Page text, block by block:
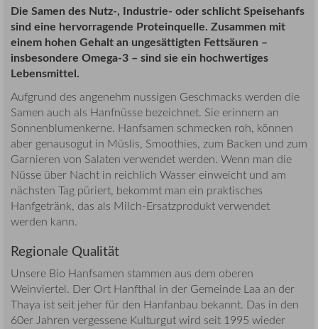
Die Samen des Nutz-, Industrie- oder schlicht Speisehanfs
sind eine hervorragende Proteinquelle. Zusammen mit
einem hohen Gehalt an ungesättigten Fettsäuren –
insbesondere Omega-3 – sind sie ein hochwertiges
Lebensmittel.
Aufgrund des angenehm nussigen Geschmacks werden die
Samen auch als Hanfnüsse bezeichnet. Sie erinnern an
Sonnenblumenkerne. Hanfsamen schmecken roh, können
aber genausogut in Müslis, Smoothies, zum Backen und zum
Garnieren von Salaten verwendet werden. Wenn man die
Nüsse über Nacht in reichlich Wasser einweicht und am
nächsten Tag püriert, bekommt man ein praktisches
Hanfgetränk, das als Milch-Ersatzprodukt verwendet
werden kann.
Regionale Qualität
Unsere Bio Hanfsamen stammen aus dem oberen
Weinviertel. Der Ort Hanfthal in der Gemeinde Laa an der
Thaya ist seit jeher für den Hanfanbau bekannt. Das in den
60er Jahren vergessene Kulturgut wird seit 1995 wieder